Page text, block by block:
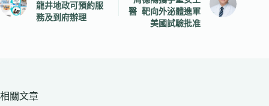
龍井地政可預約服
務及到府辦理
醫 靶向外泌體進軍
美國試驗批准
相關文章